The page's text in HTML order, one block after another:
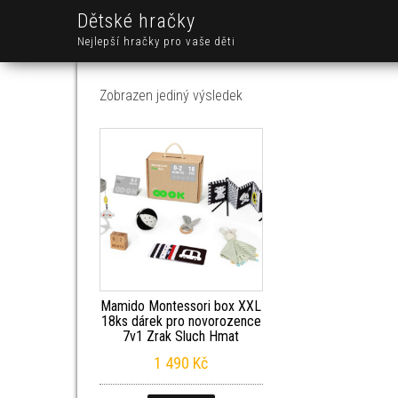
Dětské hračky
Nejlepší hračky pro vaše děti
Zobrazen jediný výsledek
Mamido Montessori box XXL
18ks dárek pro novorozence
7v1 Zrak Sluch Hmat
1 490 Kč